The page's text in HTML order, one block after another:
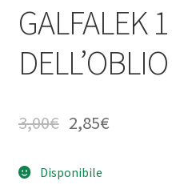
GALFALEK
DELL’OBLIO
3,00€ 2,85€
Disponibile